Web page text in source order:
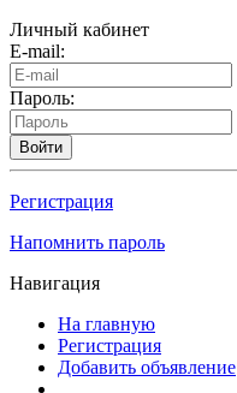
Личный кабинет
E-mail:
Пароль:
Войти
Регистрация
Напомнить пароль
Навигация
На главную
Регистрация
Добавить объявление